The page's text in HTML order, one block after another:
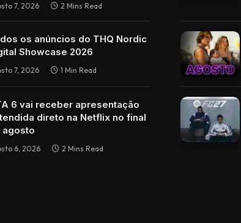
7, 2026 2 Mins Read
os anúncios do THQ Nordic
Showcase 2026
7, 2026 1 Min Read
6 vai receber apresentação
direto na Netflix no final
agosto
6, 2026 2 Mins Read